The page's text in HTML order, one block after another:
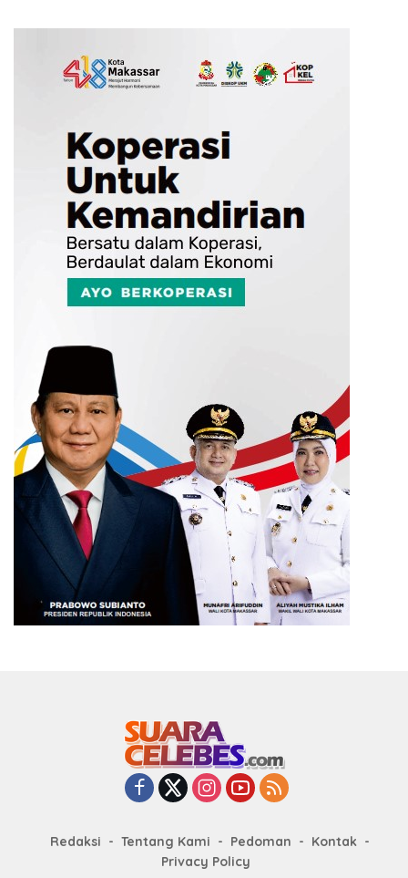
Redaksi Tentang Kami Pedoman
Kontak
Privacy Policy